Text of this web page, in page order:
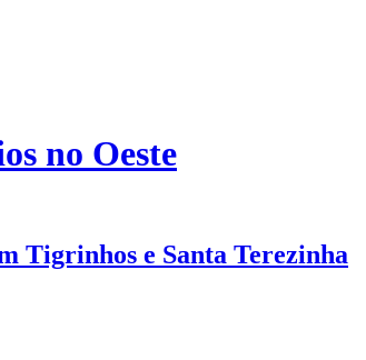
no Oeste
Tigrinhos e Santa Terezinha